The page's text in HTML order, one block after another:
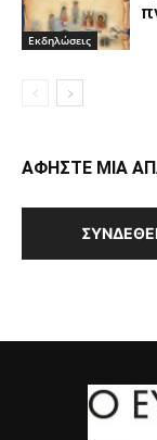
Εκδηλώσεις
ΑΦΗΣΤΕ ΜΙΑ